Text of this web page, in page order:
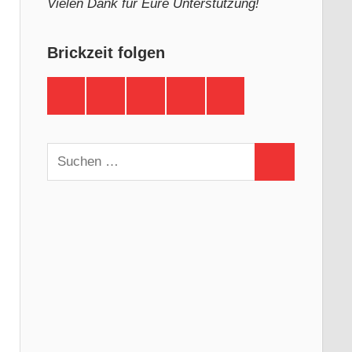
Vielen Dank für Eure Unterstützung!
Brickzeit folgen
Suchen
nach: